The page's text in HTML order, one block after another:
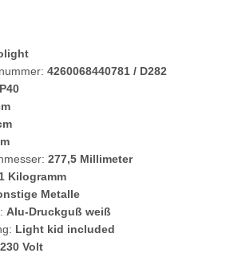
4260068440781 / D282
277,5 Millimeter
Kilogramm
Metalle
Alu-Druckguß weiß
Light kid included
230 Volt